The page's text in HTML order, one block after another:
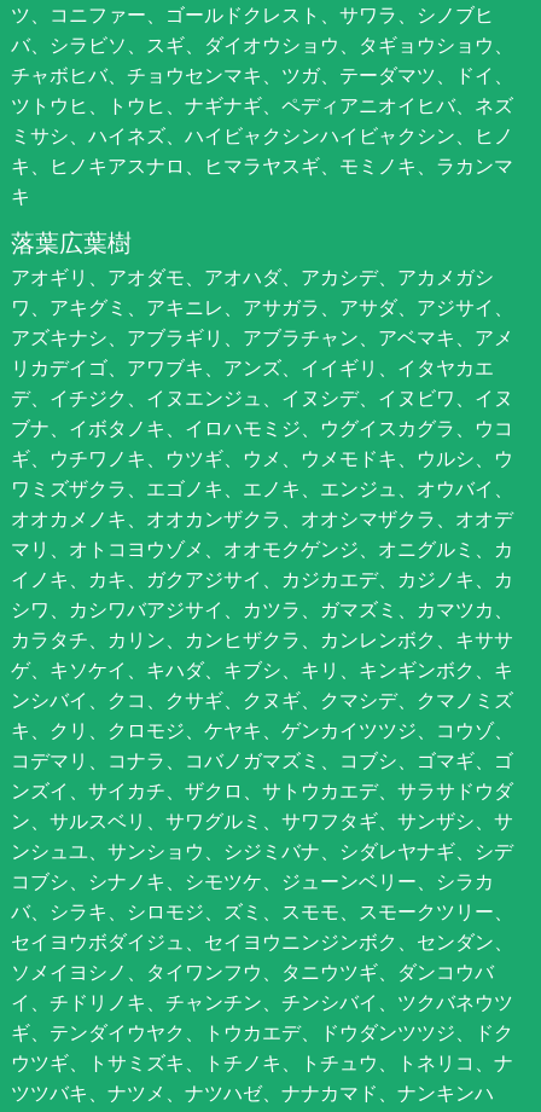
ツ、コニファー、ゴールドクレスト、サワラ、シノブヒ
バ、シラビソ、スギ、ダイオウショウ、タギョウショウ、
チャボヒバ、チョウセンマキ、ツガ、テーダマツ、ドイ、
ツトウヒ、トウヒ、ナギナギ、ペディアニオイヒバ、ネズ
ミサシ、ハイネズ、ハイビャクシンハイビャクシン、ヒノ
キ、ヒノキアスナロ、ヒマラヤスギ、モミノキ、ラカンマ
キ
落葉広葉樹
アオギリ、アオダモ、アオハダ、アカシデ、アカメガシ
ワ、アキグミ、アキニレ、アサガラ、アサダ、アジサイ、
アズキナシ、アブラギリ、アブラチャン、アベマキ、アメ
リカデイゴ、アワブキ、アンズ、イイギリ、イタヤカエ
デ、イチジク、イヌエンジュ、イヌシデ、イヌビワ、イヌ
ブナ、イボタノキ、イロハモミジ、ウグイスカグラ、ウコ
ギ、ウチワノキ、ウツギ、ウメ、ウメモドキ、ウルシ、ウ
ワミズザクラ、エゴノキ、エノキ、エンジュ、オウバイ、
オオカメノキ、オオカンザクラ、オオシマザクラ、オオデ
マリ、オトコヨウゾメ、オオモクゲンジ、オニグルミ、カ
イノキ、カキ、ガクアジサイ、カジカエデ、カジノキ、カ
シワ、カシワバアジサイ、カツラ、ガマズミ、カマツカ、
カラタチ、カリン、カンヒザクラ、カンレンボク、キササ
ゲ、キソケイ、キハダ、キブシ、キリ、キンギンボク、キ
ンシバイ、クコ、クサギ、クヌギ、クマシデ、クマノミズ
キ、クリ、クロモジ、ケヤキ、ゲンカイツツジ、コウゾ、
コデマリ、コナラ、コバノガマズミ、コブシ、ゴマギ、ゴ
ンズイ、サイカチ、ザクロ、サトウカエデ、サラサドウダ
ン、サルスベリ、サワグルミ、サワフタギ、サンザシ、サ
ンシュユ、サンショウ、シジミバナ、シダレヤナギ、シデ
コブシ、シナノキ、シモツケ、ジューンベリー、シラカ
バ、シラキ、シロモジ、ズミ、スモモ、スモークツリー、
セイヨウボダイジュ、セイヨウニンジンボク、センダン、
ソメイヨシノ、タイワンフウ、タニウツギ、ダンコウバ
イ、チドリノキ、チャンチン、チンシバイ、ツクバネウツ
ギ、テンダイウヤク、トウカエデ、ドウダンツツジ、ドク
ウツギ、トサミズキ、トチノキ、トチュウ、トネリコ、ナ
ツツバキ、ナツメ、ナツハゼ、ナナカマド、ナンキンハ